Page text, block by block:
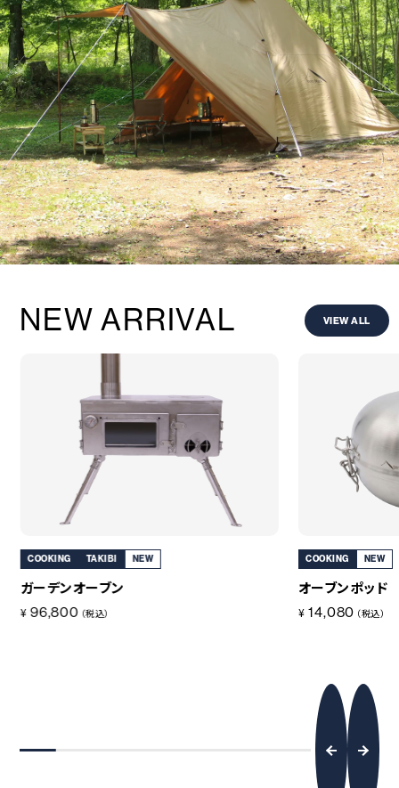
コラボレーション
# COLLABORATION
革道
# LEATHER
ABOUT US COLLABORATOR
SHOP LIST 修理サービス
INFORMATION CONTACT
NEW ARRIVAL
COOKING TAKIBI NEW
ガーデンオーブン
¥ 96,800 （税込）
COOKING NEW
オーブンポッド
¥ 14,080 （税込）
VIEW ALL